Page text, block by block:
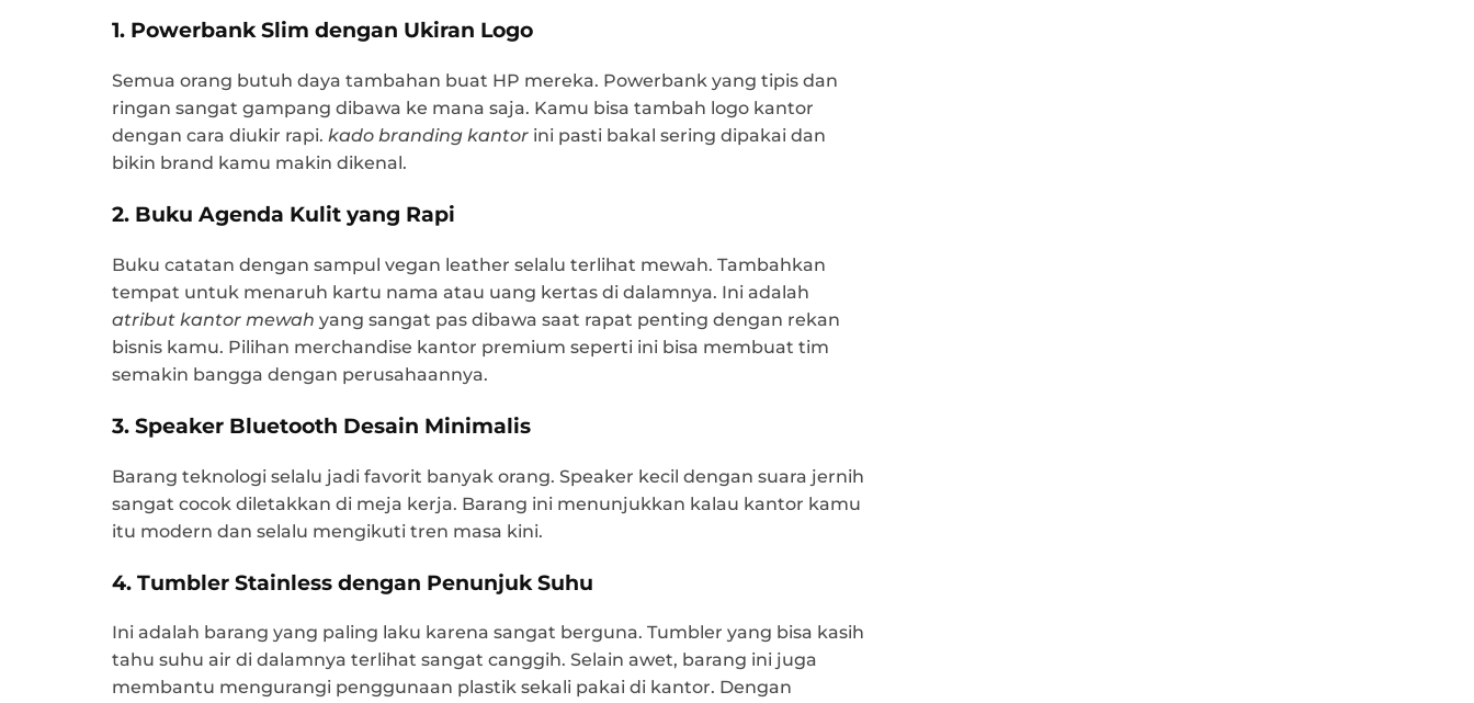
1. Powerbank Slim dengan Ukiran Logo
Semua orang butuh daya tambahan buat HP mereka. Powerbank yang tipis dan
ringan sangat gampang dibawa ke mana saja. Kamu bisa tambah logo kantor
dengan cara diukir rapi. kado branding kantor ini pasti bakal sering dipakai dan
bikin brand kamu makin dikenal.
2. Buku Agenda Kulit yang Rapi
Buku catatan dengan sampul vegan leather selalu terlihat mewah. Tambahkan
tempat untuk menaruh kartu nama atau uang kertas di dalamnya. Ini adalah
atribut kantor mewah yang sangat pas dibawa saat rapat penting dengan rekan
bisnis kamu. Pilihan merchandise kantor premium seperti ini bisa membuat tim
semakin bangga dengan perusahaannya.
3. Speaker Bluetooth Desain Minimalis
Barang teknologi selalu jadi favorit banyak orang. Speaker kecil dengan suara jernih
sangat cocok diletakkan di meja kerja. Barang ini menunjukkan kalau kantor kamu
itu modern dan selalu mengikuti tren masa kini.
4. Tumbler Stainless dengan Penunjuk Suhu
Ini adalah barang yang paling laku karena sangat berguna. Tumbler yang bisa kasih
tahu suhu air di dalamnya terlihat sangat canggih. Selain awet, barang ini juga
membantu mengurangi penggunaan plastik sekali pakai di kantor. Dengan